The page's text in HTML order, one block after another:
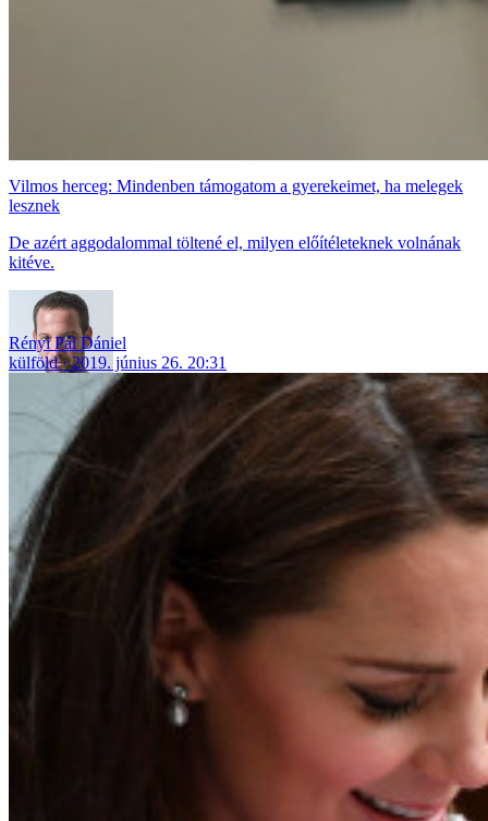
Vilmos herceg: Mindenben támogatom a gyerekeimet, ha melegek
lesznek
De azért aggodalommal töltené el, milyen előítéleteknek volnának
kitéve.
Rényi Pál Dániel
külföld
2019. június 26. 20:31